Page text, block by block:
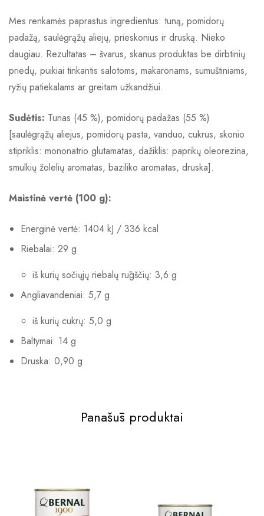
Mes renkamės paprastus ingredientus: tuną, pomidorų
padažą, saulėgrąžų aliejų, prieskonius ir druską. Nieko
daugiau. Rezultatas – švarus, skanus produktas be dirbtinių
priedų, puikiai tinkantis salotoms, makaronams, sumuštiniams,
ryžių patiekalams ar greitam užkandžiui.
Sudėtis: Tunas (45 %), pomidorų padažas (55 %)
[saulėgrąžų aliejus, pomidorų pasta, vanduo, cukrus, skonio
stipriklis: mononatrio glutamatas, dažiklis: paprikų oleorezina,
smulkių žolelių aromatas, baziliko aromatas, druska].
Maistinė vertė (100 g):
Energinė vertė: 1404 kJ / 336 kcal
Riebalai: 29 g
iš kurių sočiųjų riebalų rūgščių: 3,6 g
Angliavandeniai: 5,7 g
iš kurių cukrų: 5,0 g
Baltymai: 14 g
Druska: 0,90 g
Panašūs produktai